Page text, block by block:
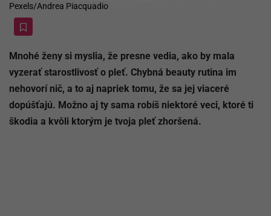
Pexels/Andrea Piacquadio
Mnohé ženy si myslia, že presne vedia, ako by mala
vyzerať starostlivosť o pleť. Chybná beauty rutina im
nehovorí nič, a to aj napriek tomu, že sa jej viaceré
dopúšťajú. Možno aj ty sama robíš niektoré veci, ktoré ti
škodia a kvôli ktorým je tvoja pleť zhoršená.